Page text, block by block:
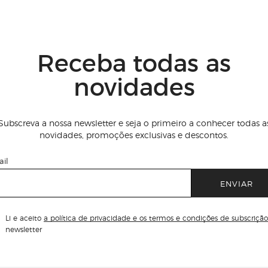
Receba todas as
novidades
a nossa newsletter e seja o primeiro a conhecer todas
novidades, promoções exclusivas e descontos.
ENVIAR
Li e aceito a política de privacidade e os termos e condições de subscrição
newsletter